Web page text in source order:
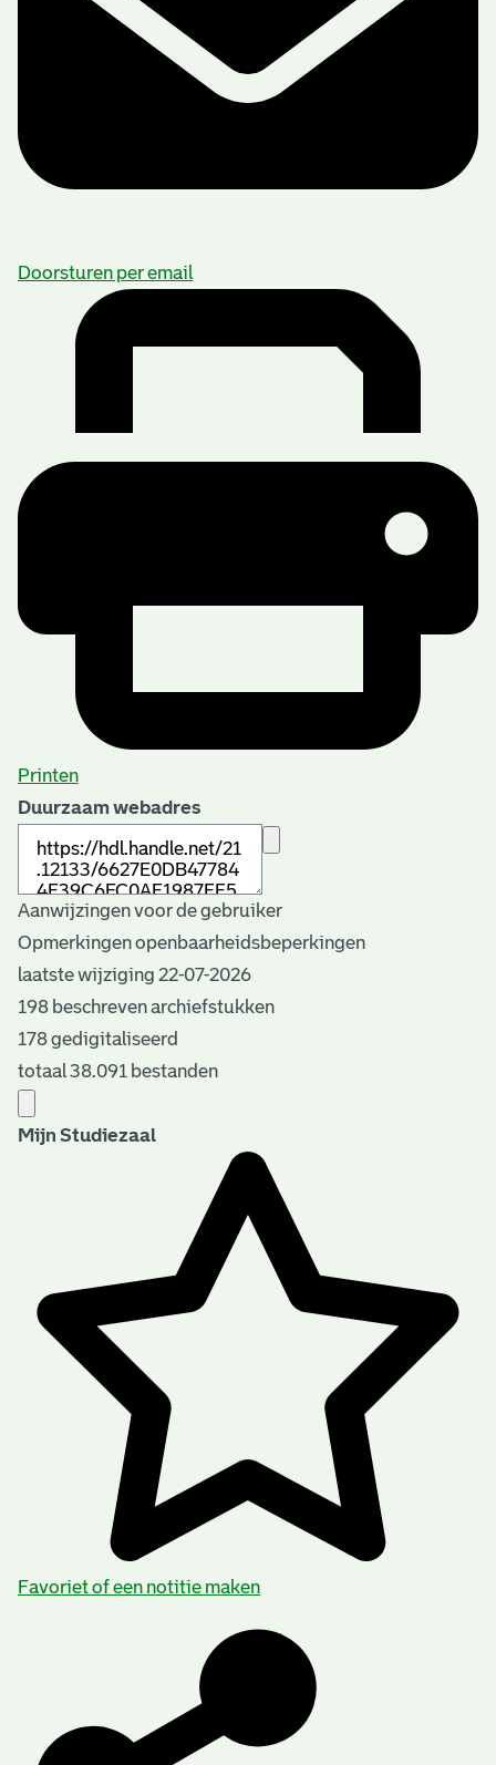
Doorsturen per email
Printen
Duurzaam webadres
Aanwijzingen voor de gebruiker
Opmerkingen openbaarheidsbeperkingen
laatste wijziging 22-07-2026
198 beschreven archiefstukken
178 gedigitaliseerd
totaal 38.091 bestanden
Mijn Studiezaal
Favoriet of een notitie maken